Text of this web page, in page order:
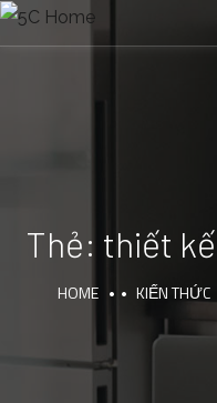
Thẻ: thiết
HOME KIẾN THỨC